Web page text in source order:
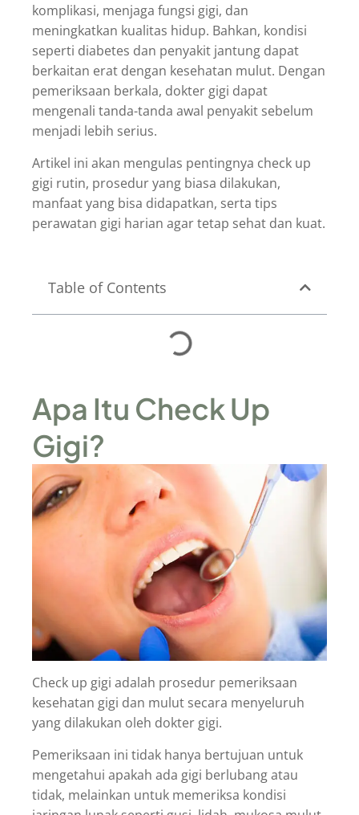
komplikasi, menjaga fungsi gigi, dan
meningkatkan kualitas hidup. Bahkan, kondisi
seperti diabetes dan penyakit jantung dapat
berkaitan erat dengan kesehatan mulut. Dengan
pemeriksaan berkala, dokter gigi dapat
mengenali tanda-tanda awal penyakit sebelum
menjadi lebih serius.
Artikel ini akan mengulas pentingnya check up
gigi rutin, prosedur yang biasa dilakukan,
manfaat yang bisa didapatkan, serta tips
perawatan gigi harian agar tetap sehat dan kuat.
Table of Contents
Apa Itu Check Up
Gigi?
Check up gigi adalah prosedur pemeriksaan
kesehatan gigi dan mulut secara menyeluruh
yang dilakukan oleh dokter gigi.
Pemeriksaan ini tidak hanya bertujuan untuk
mengetahui apakah ada gigi berlubang atau
tidak, melainkan untuk memeriksa kondisi